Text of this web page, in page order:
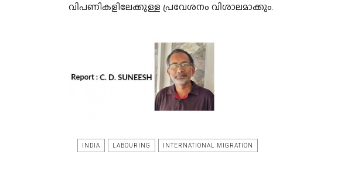
വിപണികളിലേക്കുള്ള പ്രവേശനം വിശാലമാക്കും.
INDIA LABOURING INTERNATIONAL MIGRATION